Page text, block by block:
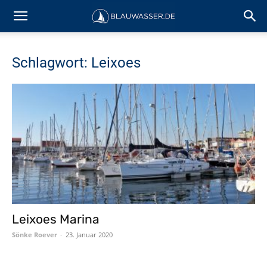
Schlagwort: Leixoes
Leixoes Marina
Sönke Roever - 23. Januar 2020